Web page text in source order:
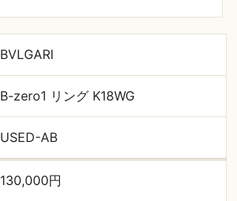
BVLGARI
B-zero1 リング K18WG
USED-AB
130,000円